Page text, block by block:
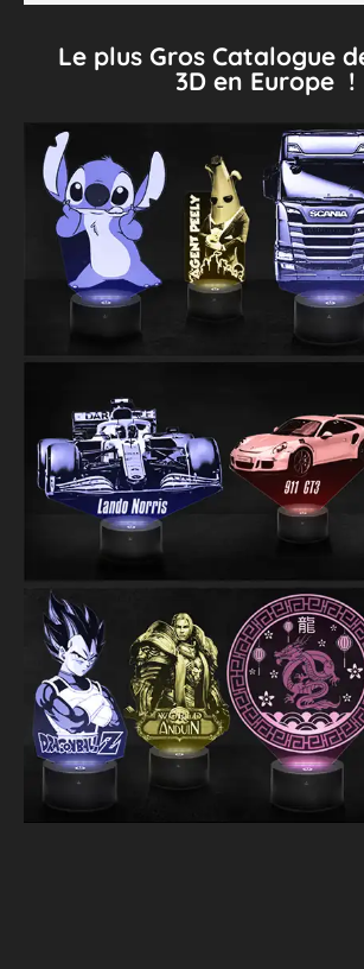
Le plus Gros Catalogue
3D en Europe !